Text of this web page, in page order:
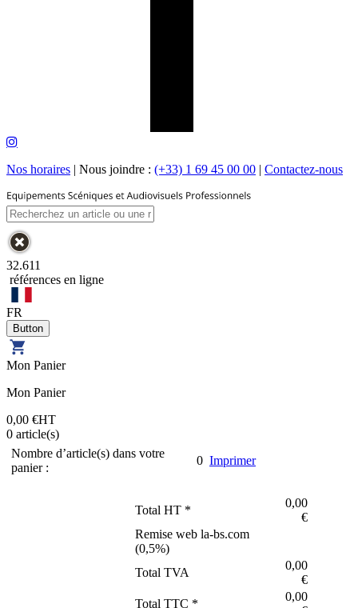
Nos horaires | Nous joindre : (+33) 1 69 45 00 00 | Contactez-nous
32.611
références en ligne
FR
Mon Panier
Mon Panier
0,00 €HT
0 article(s)
Nombre d’article(s) dans votre
panier :
0 Imprimer
Total HT *
0,00
€
Remise web la-bs.com
(0,5%)
Total TVA
0,00
€
Total TTC *
0,00